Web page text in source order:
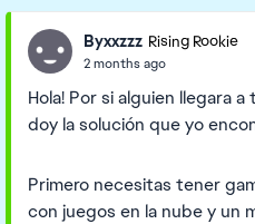
Byxxzzz Rising Rookie
2 months ago
Hola! Por si alguien llegara
doy la solución que yo
Primero necesitas tener
con juegos en la nube y un